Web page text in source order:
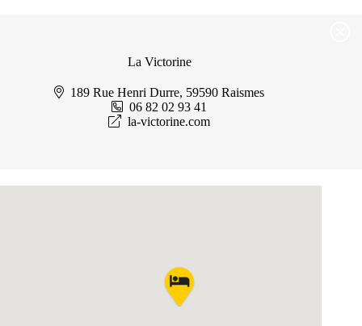
La Victorine
189 Rue Henri Durre, 59590 Raismes
06 82 02 93 41
la-victorine.com